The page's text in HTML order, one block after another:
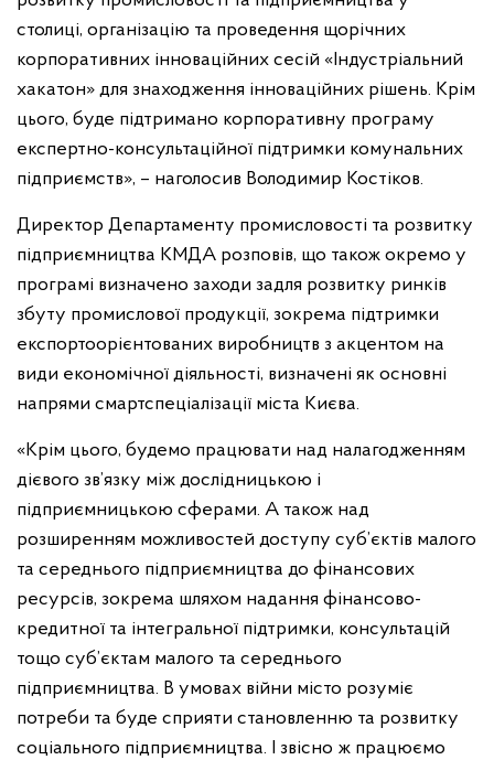
столиці, організацію та проведення щорічних
корпоративних інноваційних сесій «Індустріальний
хакатон» для знаходження інноваційних рішень. Крім
цього, буде підтримано корпоративну програму
експертно-консультаційної підтримки комунальних
підприємств», – наголосив Володимир Костіков.
Директор Департаменту промисловості та розвитку
підприємництва КМДА розповів, що також окремо у
програмі визначено заходи задля розвитку ринків
збуту промислової продукції, зокрема підтримки
експортоорієнтованих виробництв з акцентом на
види економічної діяльності, визначені як основні
напрями смартспеціалізації міста Києва.
«Крім цього, будемо працювати над налагодженням
дієвого зв’язку між дослідницькою і
підприємницькою сферами. А також над
розширенням можливостей доступу суб’єктів малого
та середнього підприємництва до фінансових
ресурсів, зокрема шляхом надання фінансово-
кредитної та інтегральної підтримки, консультацій
тощо суб’єктам малого та середнього
підприємництва. В умовах війни місто розуміє
потреби та буде сприяти становленню та розвитку
соціального підприємництва. І звісно ж працюємо